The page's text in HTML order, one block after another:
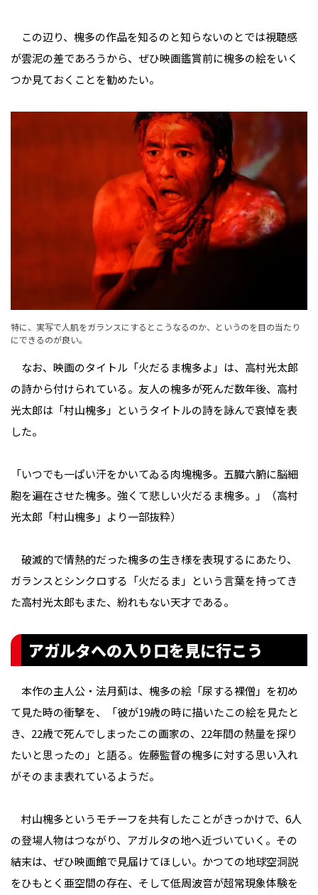
この辺り、槐多の作品を知るのと知らないのとでは視聴感
が雲泥の差であろうから、ぜひ映画鑑賞前に槐多の絵をいく
つか見ておくことを勧めたい。
特に、実写で人肌をガランスにするとこうなるのか、というのを目の当たり
にできるのが良い。
なお、映画のタイトル「火だるま槐多よ」は、高村光太郎
の詩から付けられている。友人の槐多が死んだ数年後、高村
光太郎は「村山槐多」というタイトルの詩を詠んで哀悼を表
した。
「いつでも一ぱい汗をかいてゐる肉塊槐多。五臓六腑に脳細
胞を遍在させた槐多。強くて悲しい火だるま槐多。」（高村
光太郎「村山槐多」より一部抜粋）
破滅的で情熱的だった槐多の生き様を表現するにあたり、
ガランスとシンクロする「火だるま」という言葉を持ってき
た高村光太郎もまた、紛れもない天才である。
アガルタへの入り口を見に行こう
本作の主人公・法月薊は、槐多の絵「尿する裸僧」を初め
て見た時の衝撃を、「彼が19歳の時に描いたこの絵を見たと
き、22歳で死んでしまったこの画家の、22年間の熱量を探り
たいと思ったの」と語る。佐藤監督の槐多に対する思い入れ
がそのまま表れているようだ。
村山槐多というモチーフを共有したことがきっかけで、6人
の登場人物はつながり、アガルタの地へ近づいていく。その
結末は、ぜひ映画館で見届けてほしい。かつての地球空洞説
をひもとく亜空間の存在、そして低周波音が超常現象体験を